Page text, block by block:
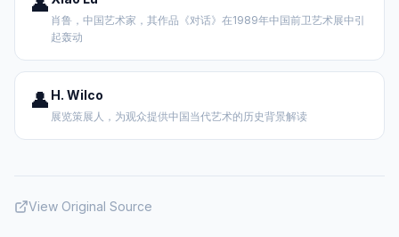
肖鲁，中国艺术家，其作品《对话》在1989年中国前卫艺术展中引
起轰动
👤 H. Wilco
展览策展人，为观众提供中国当代艺术的历史背景解读
View Original Source